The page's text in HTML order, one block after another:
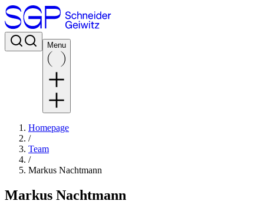
Menu
Homepage
/
Team
/
Markus Nachtmann
Markus Nachtmann